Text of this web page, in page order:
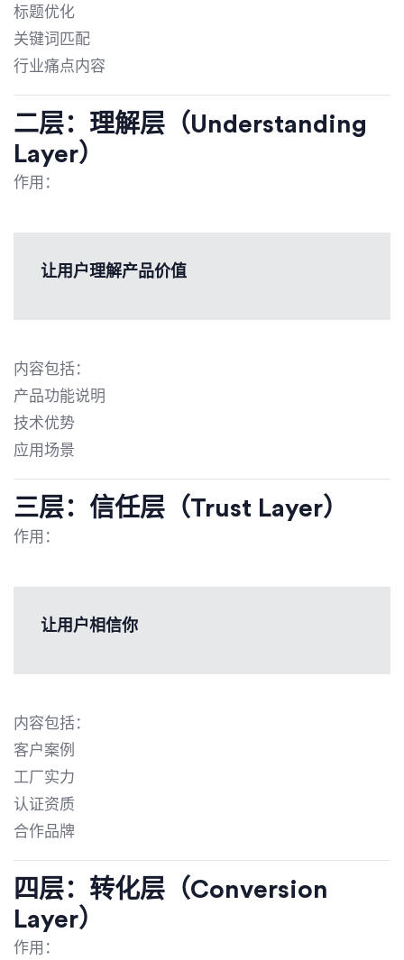
标题优化
关键词匹配
行业痛点内容
二层：理解层（Understanding
Layer）
作用：
让用户理解产品价值
内容包括：
产品功能说明
技术优势
应用场景
三层：信任层（Trust Layer）
作用：
让用户相信你
内容包括：
客户案例
工厂实力
认证资质
合作品牌
四层：转化层（Conversion
Layer）
作用：